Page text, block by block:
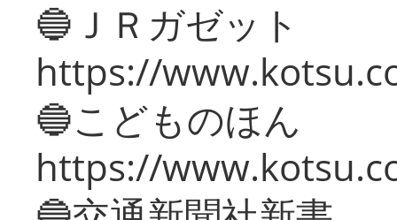
🔵ＪＲガゼット
https://
🔵こどものほん
https://